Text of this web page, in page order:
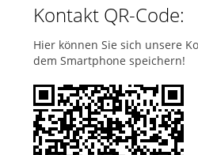
Kontakt QR-Code:
Hier können Sie sich unsere
dem Smartphone speichern!